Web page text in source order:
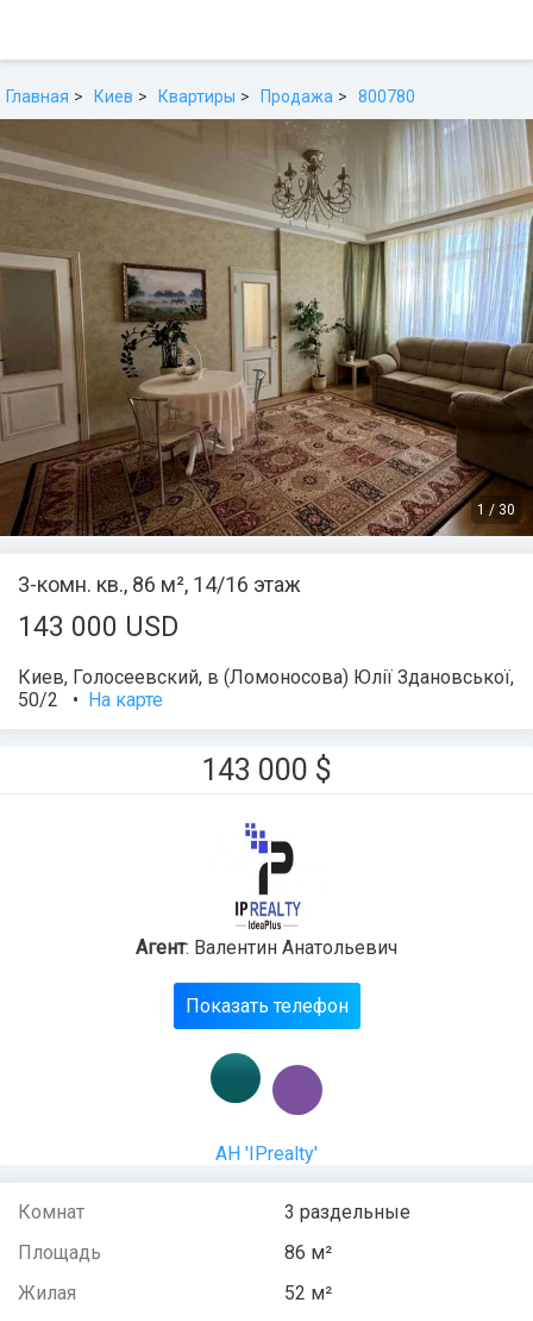
Главная Киев Квартиры Продажа 800780
1 / 30
3-комн. кв., 86 м², 14/16 этаж
143 000 USD
Киев, Голосеевский, в (Ломоносова) Юлії Здановської,
50/2
• На карте
143 000 $
Агент: Валентин Анатольевич
Показать телефон
АН 'IPrealty'
Комнат
3 раздельные
Площадь
86 м²
Жилая
52 м²